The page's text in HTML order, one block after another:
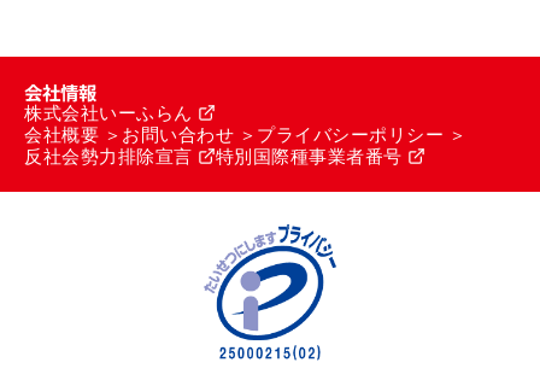
会社情報
株式会社いーふらん
会社概要
お問い合わせ
プライバシーポリシー
反社会勢力排除宣言
特別国際種事業者番号